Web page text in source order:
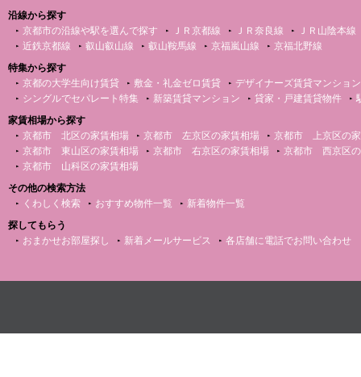
沿線から探す
京都市の沿線や駅を選んで探す
ＪＲ京都線 ＪＲ奈良線
ＪＲ山陰本線
近鉄京都線
叡山叡山線 叡山鞍馬線 京福嵐山線
京福北野線
特集から探す
京都の大学生向け賃貸
敷金・礼金ゼロ賃貸
デザイナーズ賃貸マンション
シングルでセパレート特集
新築賃貸マンション 貸家・戸建賃貸物件
家賃相場から探す
京都市 北区の家賃相場
京都市 左京区の家賃相場
京都市 上京区の
京都市 東山区の家賃相場
京都市 右京区の家賃相場
京都市 西京区
京都市 山科区の家賃相場
その他の検索方法
くわしく検索
おすすめ物件一覧
新着物件一覧
探してもらう
おまかせお部屋探し
新着メールサービス 各店舗に電話でお問い合わせ